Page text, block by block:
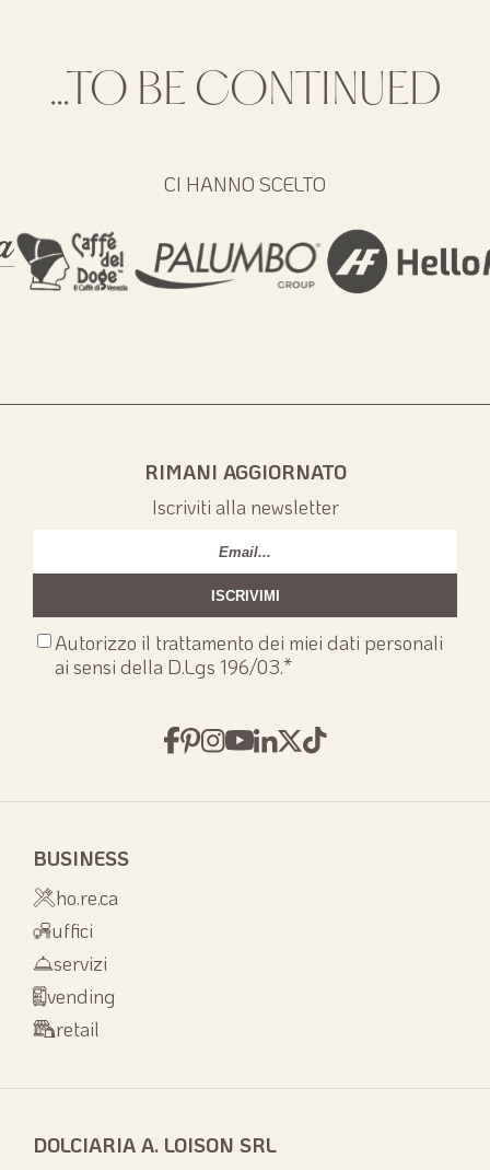
...TO BE CONTINUED
CI HANNO SCELTO
DOLCIARIA A. LOISON SRL
RIMANI AGGIORNATO
Iscriviti alla newsletter
Consenso
privacy*
Autorizzo il trattamento dei miei dati personali
ai sensi della D.Lgs 196/03.*
BUSINESS
ho.re.ca
uffici
servizi
vending
retail